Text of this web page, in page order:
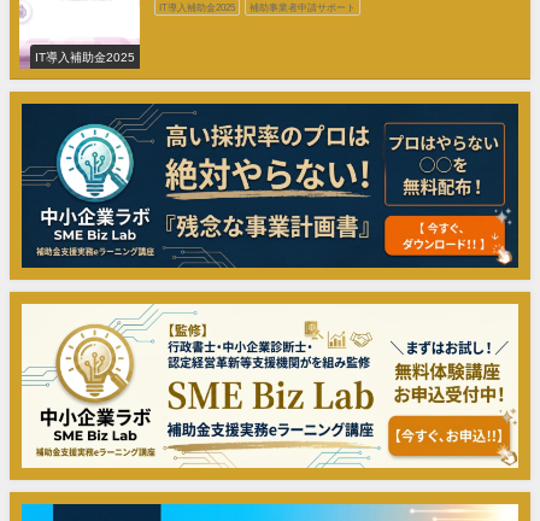
IT導入補助金2025
IT導入補助金2025 補助事業者申請サポート